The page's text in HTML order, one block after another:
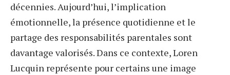
décennies. Aujourd’hui, l’implication
émotionnelle, la présence quotidienne et le
partage des responsabilités parentales sont
davantage valorisés. Dans ce contexte, Loren
Lucquin représente pour certains une image